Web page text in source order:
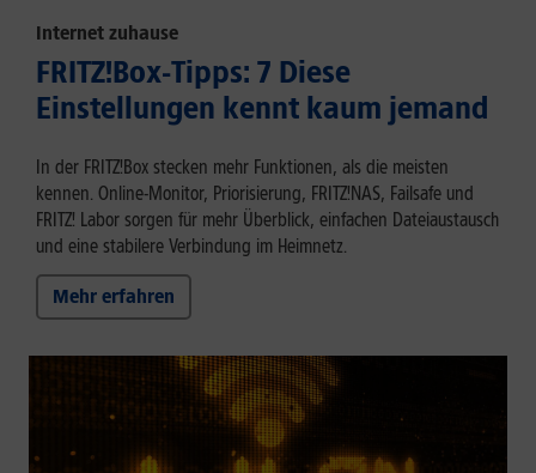
Internet zuhause
FRITZ!Box-Tipps: 7 Diese
Einstellungen kennt kaum jemand
In der FRITZ!Box stecken mehr Funktionen, als die meisten
kennen. Online-Monitor, Priorisierung, FRITZ!NAS, Failsafe und
FRITZ! Labor sorgen für mehr Überblick, einfachen Dateiaustausch
und eine stabilere Verbindung im Heimnetz.
Mehr erfahren